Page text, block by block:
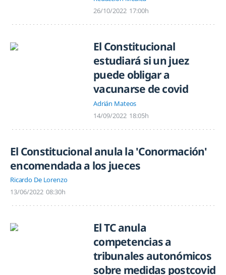
26/10/2022 17:00h
El Constitucional
estudiará si un juez
puede obligar a
vacunarse de covid
Adrián Mateos
14/09/2022 18:05h
El Constitucional anula la 'Conormación'
encomendada a los jueces
Ricardo De Lorenzo
13/06/2022 08:30h
El TC anula
competencias a
tribunales autonómicos
sobre medidas postcovid